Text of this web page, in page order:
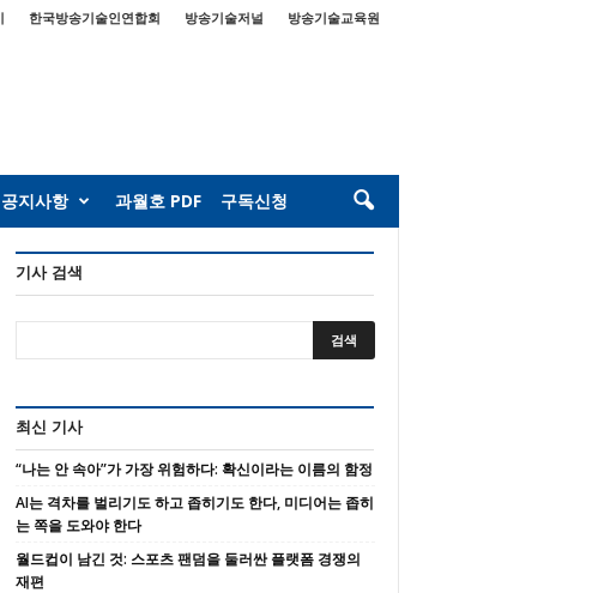
한국방송기술인연합회 방송기술저널 방송기술교육원
공지사항 과월호 PDF 구독신청
기사 검색
최신 기사
“나는 안 속아”가 가장 위험하다: 확신이라는 이름의 함정
AI는 격차를 벌리기도 하고 좁히기도 한다, 미디어는 좁히
는 쪽을 도와야 한다
월드컵이 남긴 것: 스포츠 팬덤을 둘러싼 플랫폼 경쟁의
재편